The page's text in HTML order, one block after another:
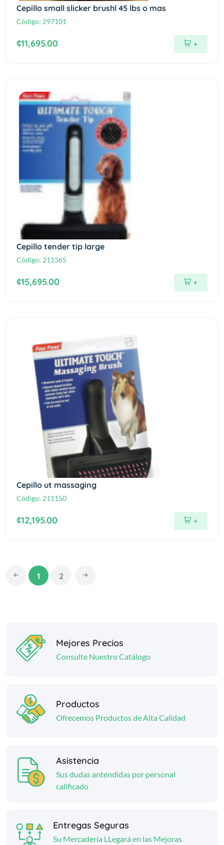
Cepillo small slicker brushl 45 lbs o mas
Código: 297101
¢11,695.00 +
Cepillo tender tip large
Código: 211365
¢15,695.00 +
Cepillo ut massaging
Código: 211150
¢12,195.00 +
1 2
Mejores Precios
Consulte Nuestro Catálogo
Productos
Ofrecemos Productos de Alta Calidad
Asistencia
Sus dudas antendidas por personal
calificado
Entregas Seguras
Su Mercadería LLegará en las Mejoras